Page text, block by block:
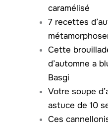
caramélisé
7 recettes
Cette
d’automne a
Basgi
Votre soupe
astuce de 10
Ces